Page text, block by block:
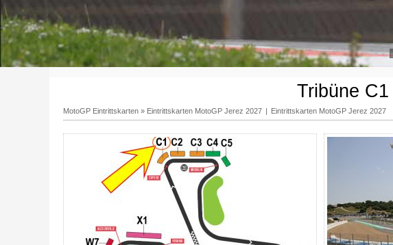
Tribüne
MotoGP Eintrittskarten » Eintrittskarten MotoGP Jerez 2027 | Eintrittskarten MotoGP Jerez 2027